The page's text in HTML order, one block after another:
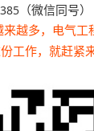
（微信同号）
越多，电气工
工作，就赶紧